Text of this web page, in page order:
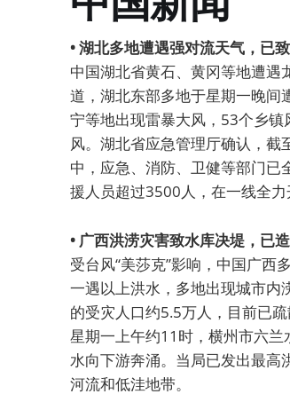
• 湖北多地遭遇强对流天气，已致
中国湖北省黄石、黄冈等地遭遇
道，湖北东部多地于星期一晚
宁等地出现雷暴大风，53个乡
风。湖北省应急管理厅确认，
中，应急、消防、卫健等部门已
援人员超过3500人，在一线全力
• 广西洪涝灾害致水库决堤，已
受台风“美莎克”影响，中国广
一遇以上洪水，多地出现城市内
的受灾人口约5.5万人，目前已
星期一上午约11时，横州市六
水向下游奔涌。当局已发出最高
河流和低洼地带。